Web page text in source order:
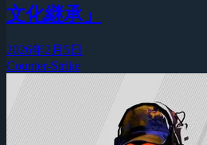
文化継承」
2026年2月5日
Counter-Strike